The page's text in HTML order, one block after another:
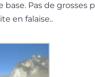
base. Pas de
en falaise..